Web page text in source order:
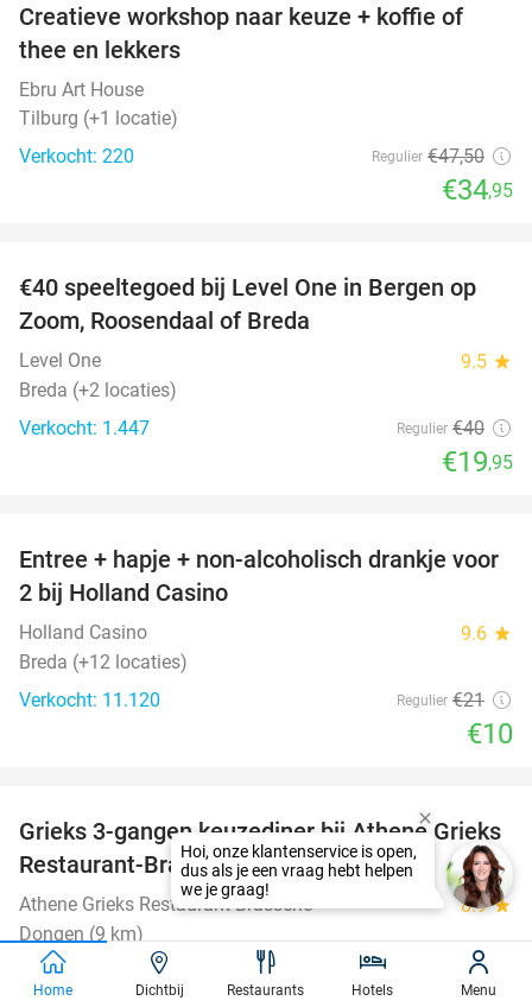
26%
Creatieve workshop naar keuze + koffie of
thee en lekkers
Ebru Art House
Tilburg (+1 locatie)
Verkocht: 220
Regulier €47,50
€34,95
50%
€40 speeltegoed bij Level One in Bergen op
Zoom, Roosendaal of Breda
Level One 9.5 star
Breda (+2 locaties)
Verkocht: 1.447
Regulier €40
€19,95
52%
Entree + hapje + non-alcoholisch drankje voor
2 bij Holland Casino
Holland Casino 9.6 star
Breda (+12 locaties)
Verkocht: 11.120
Regulier €21
€10
39%
Grieks 3-gangen keuzediner bij Athene Grieks
Restaurant-Brasserie
Athene Grieks Restaurant-Brasserie 8.9star
Dongen (9 km)
Verkocht: 247
Regulier ,85
Home Dichtbij Restaurants Hotels Menu